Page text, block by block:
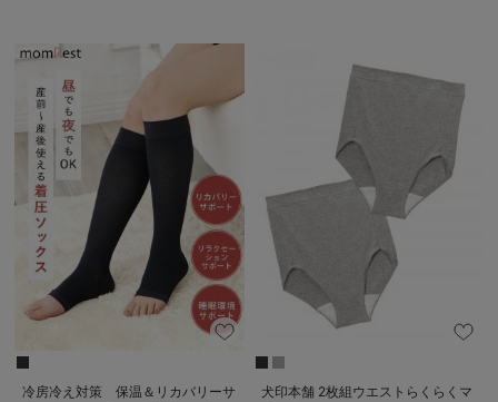
冷房冷え対策 保温＆リカバリーサ
犬印本舗 2枚組ウエストらくらくマ